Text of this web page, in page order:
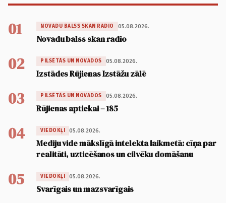
01 NOVADU BALSS SKAN RADIO 05.08.2026.
Novadu balss skan radio
02 PILSĒTĀS UN NOVADOS 05.08.2026.
Izstādes Rūjienas Izstāžu zālē
03 PILSĒTĀS UN NOVADOS 05.08.2026.
Rūjienas aptiekai – 185
04 VIEDOKĻI 05.08.2026.
Mediju vide mākslīgā intelekta laikmetā: cīņa par
realitāti, uzticēšanos un cilvēku domāšanu
05 VIEDOKĻI 05.08.2026.
Svarīgais un mazsvarīgais